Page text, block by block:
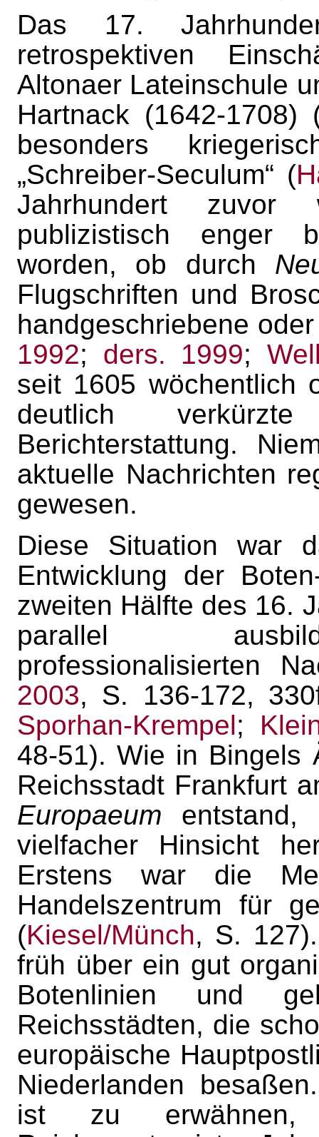
Das 17.
retrospektiven
Altonaer Lateinschule
Hartnack (1642-1708)
besonders
„Schreiber-Seculum“ (
Jahrhundert zuvor
publizistisch enger
worden, ob durch
Flugschriften und
handgeschriebene
1992; ders. 1999;
seit 1605 wöchentlich
deutlich
Berichterstattung.
aktuelle Nachrichten
gewesen.
Diese Situation war
Entwicklung der
zweiten Hälfte des 16.
parallel
professionalisierten
2003, S. 136-172,
Sporhan-Krempel;
48-51). Wie in Bingels
Reichsstadt Frankfurt
Europaeum entstand,
vielfacher Hinsicht
Erstens war die
Handelszentrum für
(Kiesel/Münch, S.
früh über ein gut
Botenlinien und
Reichsstädten, die
europäische
Niederlanden
ist zu erwähnen,